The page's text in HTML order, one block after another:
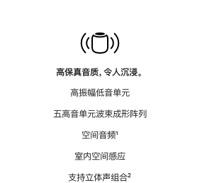
高保真音质，令人沉浸。
高振幅低音单元
五高音单元波束成形阵列
空间音频脚
¹
室内空间感应
支持立体声组合脚
²